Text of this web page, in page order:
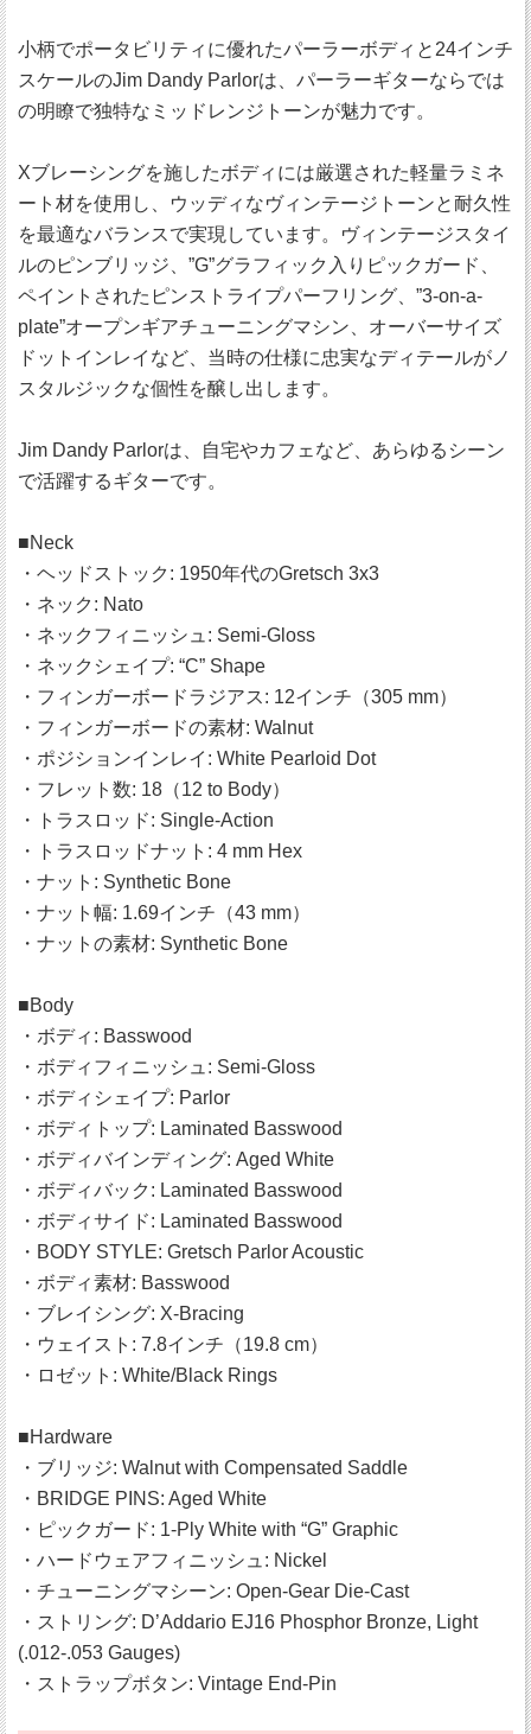
小柄でポータビリティに優れたパーラーボディと24インチ
スケールのJim Dandy Parlorは、パーラーギターならでは
の明瞭で独特なミッドレンジトーンが魅力です。
Xブレーシングを施したボディには厳選された軽量ラミネ
ート材を使用し、ウッディなヴィンテージトーンと耐久性
を最適なバランスで実現しています。ヴィンテージスタイ
ルのピンブリッジ、”G”グラフィック入りピックガード、
ペイントされたピンストライプパーフリング、”3-on-a-
plate”オープンギアチューニングマシン、オーバーサイズ
ドットインレイなど、当時の仕様に忠実なディテールがノ
スタルジックな個性を醸し出します。
Jim Dandy Parlorは、自宅やカフェなど、あらゆるシーン
で活躍するギターです。
■Neck
・ヘッドストック: 1950年代のGretsch 3x3
・ネック: Nato
・ネックフィニッシュ: Semi-Gloss
・ネックシェイプ: “C” Shape
・フィンガーボードラジアス: 12インチ（305 mm）
・フィンガーボードの素材: Walnut
・ポジションインレイ: White Pearloid Dot
・フレット数: 18（12 to Body）
・トラスロッド: Single-Action
・トラスロッドナット: 4 mm Hex
・ナット: Synthetic Bone
・ナット幅: 1.69インチ（43 mm）
・ナットの素材: Synthetic Bone
■Body
・ボディ: Basswood
・ボディフィニッシュ: Semi-Gloss
・ボディシェイプ: Parlor
・ボディトップ: Laminated Basswood
・ボディバインディング: Aged White
・ボディバック: Laminated Basswood
・ボディサイド: Laminated Basswood
・BODY STYLE: Gretsch Parlor Acoustic
・ボディ素材: Basswood
・ブレイシング: X-Bracing
・ウェイスト: 7.8インチ（19.8 cm）
・ロゼット: White/Black Rings
■Hardware
・ブリッジ: Walnut with Compensated Saddle
・BRIDGE PINS: Aged White
・ピックガード: 1-Ply White with “G” Graphic
・ハードウェアフィニッシュ: Nickel
・チューニングマシーン: Open-Gear Die-Cast
・ストリング: D’Addario EJ16 Phosphor Bronze, Light
(.012-.053 Gauges)
・ストラップボタン: Vintage End-Pin